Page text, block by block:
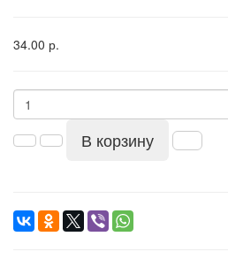
34.00 р.
В корзину